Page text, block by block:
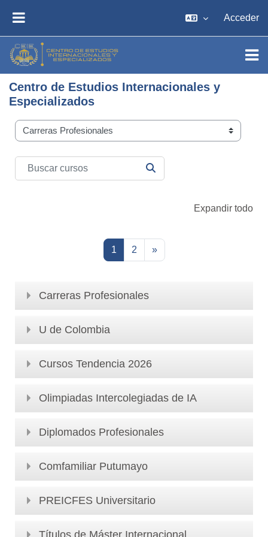
Acceder
Centro de Estudios Internacionales y
Especializados
Categorías
Buscar cursos
BUSCAR CURSOS
Expandir todo
1Página 1
2Página 2
»Siguiente página
Carreras Profesionales
U de Colombia
Cursos Tendencia 2026
Olimpiadas Intercolegiadas de IA
Diplomados Profesionales
Comfamiliar Putumayo
PREICFES Universitario